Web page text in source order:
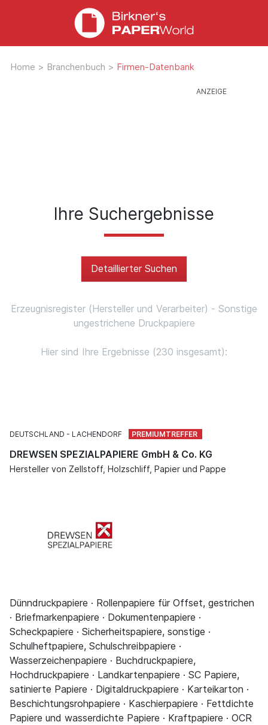
Home > Branchenbuch > Firmen-Datenbank
Ihre Suchergebnisse
Detaillierter Suchen
Erzeugnisregister (Hersteller und Verarbeiter) - Sonstige
ungestrichene Druckpapiere
Hier sind Ihre Ergebnisse (230 insgesamt):
DEUTSCHLAND LACHENDORF
DREWSEN SPEZIALPAPIERE GmbH & Co. KG
Hersteller von Zellstoff, Holzschliff, Papier und Pappe
Dünndruckpapiere · Rollenpapiere für Offset, gestrichen
· Briefmarkenpapiere · Dokumentenpapiere ·
Scheckpapiere · Sicherheitspapiere, sonstige ·
Schulheftpapiere, Schulschreibpapiere ·
Wasserzeichenpapiere · Buchdruckpapiere,
Hochdruckpapiere · Landkartenpapiere · SC Papiere,
satinierte Papiere · Digitaldruckpapiere · Karteikarton ·
Beschichtungsrohpapiere · Kaschierpapiere · Fettdichte
Papiere und wasserdichte Papiere · Kraftpapiere · OCR